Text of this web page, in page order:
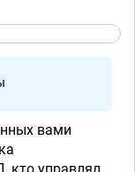
вами